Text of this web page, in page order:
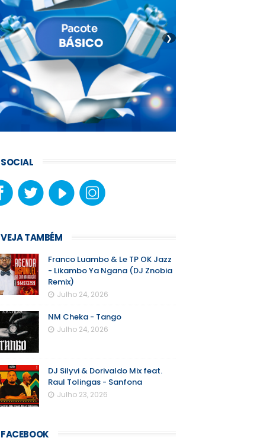
❯
SOCIAL
VEJA TAMBÉM
Franco Luambo & Le TP OK Jazz
- Likambo Ya Ngana (DJ Znobia
Remix)
Julho 24, 2026
NM Cheka - Tango
Julho 24, 2026
DJ Silyvi & Dorivaldo Mix feat.
Raul Tolingas - Sanfona
Julho 23, 2026
FACEBOOK